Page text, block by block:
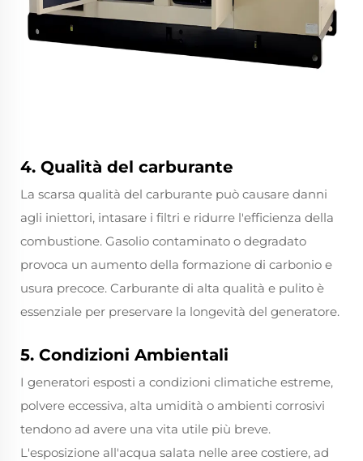
4. Qualità del carburante
La scarsa qualità del carburante può causare danni
agli iniettori, intasare i filtri e ridurre l'efficienza della
combustione. Gasolio contaminato o degradato
provoca un aumento della formazione di carbonio e
usura precoce. Carburante di alta qualità e pulito è
essenziale per preservare la longevità del generatore.
5. Condizioni Ambientali
I generatori esposti a condizioni climatiche estreme,
polvere eccessiva, alta umidità o ambienti corrosivi
tendono ad avere una vita utile più breve.
L'esposizione all'acqua salata nelle aree costiere, ad